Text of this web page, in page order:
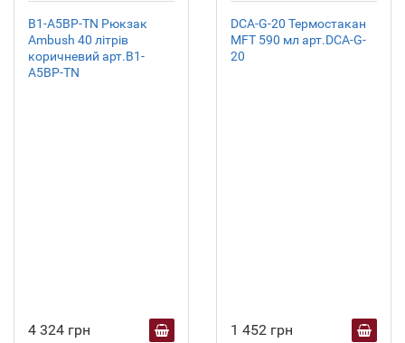
B1-A5BP-TN Рюкзак
Ambush 40 літрів
коричневий арт.B1-
A5BP-TN
4 324 грн
DCA-G-20 Термостакан
MFT 590 мл арт.DCA-G-
20
1 452 грн